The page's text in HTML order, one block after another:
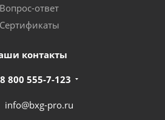
Вопрос-ответ
Сертификаты
контакты
8 800 555-7-123
info@bxg-pro.ru